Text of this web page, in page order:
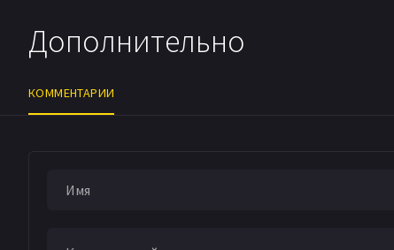
Дополнительно
КОММЕНТАРИИ